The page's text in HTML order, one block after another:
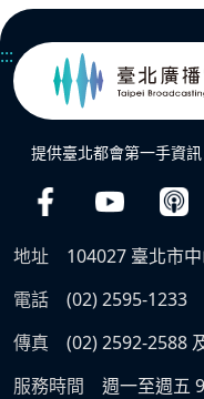
:::
提供臺北都會第一手資
地址
104027 臺北市
電話
(02) 2595-1233
傳真
(02) 2592-2588
服務時間
週一至週五